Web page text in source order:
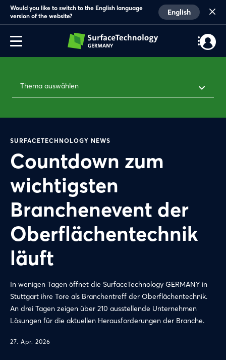
Would you like to switch to the English language
version of the website?
English
Thema auswählen
SURFACETECHNOLOGY NEWS
Countdown zum
wichtigsten
Branchenevent der
Oberflächentechnik
läuft
In wenigen Tagen öffnet die SurfaceTechnology GERMANY in
Stuttgart ihre Tore als Branchentreff der Oberflächentechnik.
An drei Tagen zeigen über 210 ausstellende Unternehmen
Lösungen für die aktuellen Herausforderungen der Branche.
27. Apr. 2026